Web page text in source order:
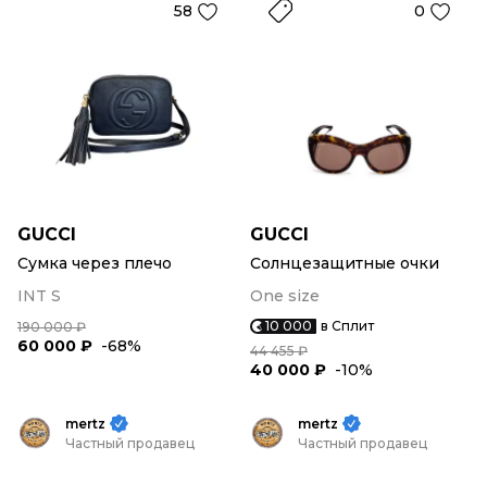
58
GUCCI
Сумка через плечо
INT S
190 000 ₽
60 000 ₽ -68%
0
GUCCI
Солнцезащитные очки
One size
10 000 в Сплит
44 455 ₽
40 000 ₽ -10%
mertz
Частный продавец
mertz
Частный продавец